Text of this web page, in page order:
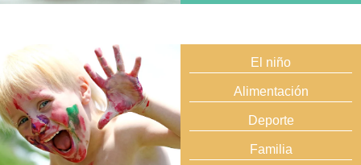
El niño
Alimentación
Deporte
Familia